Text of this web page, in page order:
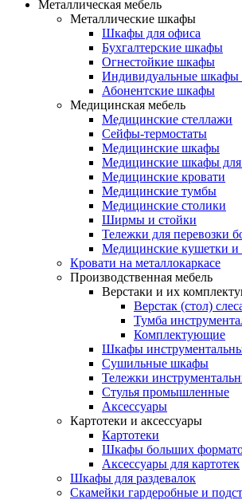
Металлическая мебель
Металлические шкафы
Шкафы для офиса
Бухгалтерские шкафы
Огнестойкие шкафы
Индивидуальные шкафы
Абонентские шкафы
Медицинская мебель
Медицинские стеллажи
Сейфы-термостаты
Медицинские шкафы
Медицинские шкафы для
Медицинские кровати
Медицинские тумбы
Медицинские столики
Ширмы и стойки
Тележки для перевозки
Медицинские кушетки и
Кровати на металлокаркасе
Производственная мебель
Верстаки и их
Верстак (стол)
Тумба
Комплектующие
Шкафы
Сушильные шкафы
Тележки
Стулья промышленные
Аксессуары
Картотеки и аксессуары
Картотеки
Шкафы больших
Аксессуары для картотек
Шкафы для раздевалок
Скамейки гардеробные и